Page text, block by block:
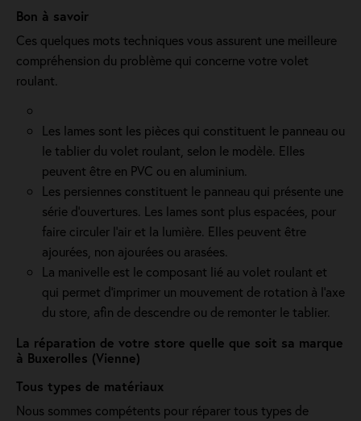
Bon à savoir
Ces quelques mots techniques vous assurent une meilleure
compréhension du problème qui concerne votre volet
roulant.
Les lames sont les pièces qui constituent le panneau ou
le tablier du volet roulant, selon le modèle. Elles
peuvent être en PVC ou en aluminium.
Les persiennes constituent le panneau qui présente une
série d’ouvertures. Les lames sont plus espacées, pour
faire circuler l’air et la lumière. Elles peuvent être
ajourées, non ajourées ou arasées.
La manivelle est le composant lié au volet roulant et
qui permet d’imprimer un mouvement de rotation à l’axe
du store, afin de descendre ou de remonter le tablier.
La réparation de votre store quelle que soit sa marque
à Buxerolles (Vienne)
Tous types de matériaux
Nous sommes compétents pour réparer tous types de